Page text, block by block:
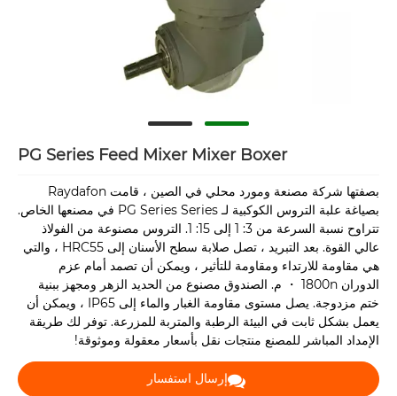
PG Series Feed Mixer Mixer Boxer
بصفتها شركة مصنعة ومورد محلي في الصين ، قامت Raydafon
بصياغة علبة التروس الكوكبية لـ PG Series Series في مصنعها الخاص.
تتراوح نسبة السرعة من 3: 1 إلى 15: 1. التروس مصنوعة من الفولاذ
عالي القوة. بعد التبريد ، تصل صلابة سطح الأسنان إلى HRC55 ، والتي
هي مقاومة للارتداء ومقاومة للتأثير ، ويمكن أن تصمد أمام عزم
الدوران 1800n ・ م. الصندوق مصنوع من الحديد الزهر ومجهز ببنية
ختم مزدوجة. يصل مستوى مقاومة الغبار والماء إلى IP65 ، ويمكن أن
يعمل بشكل ثابت في البيئة الرطبة والمتربة للمزرعة. توفر لك طريقة
الإمداد المباشر للمصنع منتجات نقل بأسعار معقولة وموثوقة!
إرسال استفسار